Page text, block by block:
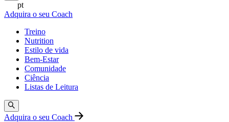
pt
Adquira o seu Coach
Treino
Nutrition
Estilo de vida
Bem-Estar
Comunidade
Ciência
Listas de Leitura
Adquira o seu Coach